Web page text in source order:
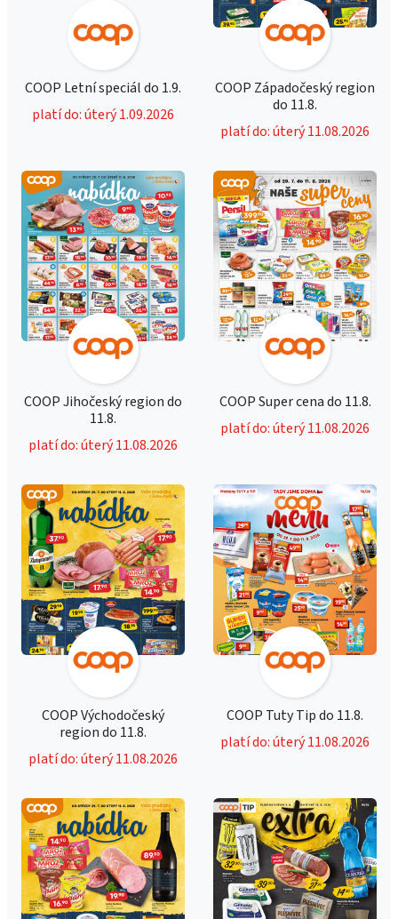
COOP Letní speciál do 1.9.
platí do: úterý 1.09.2026
COOP Západočeský region
do 11.8.
platí do: úterý 11.08.2026
COOP Jihočeský region do
11.8.
platí do: úterý 11.08.2026
COOP Super cena do 11.8.
platí do: úterý 11.08.2026
COOP Východočeský
region do 11.8.
platí do: úterý 11.08.2026
COOP Tuty Tip do 11.8.
platí do: úterý 11.08.2026